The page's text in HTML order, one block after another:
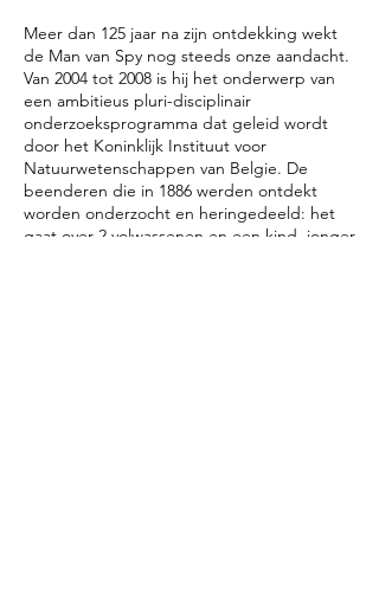
Meer dan 125 jaar na zijn ontdekking wekt
de Man van Spy nog steeds onze aandacht.
Van 2004 tot 2008 is hij het onderwerp van
een ambitieus pluri-disciplinair
onderzoeksprogramma dat geleid wordt
door het Koninklijk Instituut voor
Natuurwetenschappen van Belgie. De
beenderen die in 1886 werden ontdekt
worden onderzocht en heringedeeld: het
gaat over 2 volwassenen en een kind, jonger